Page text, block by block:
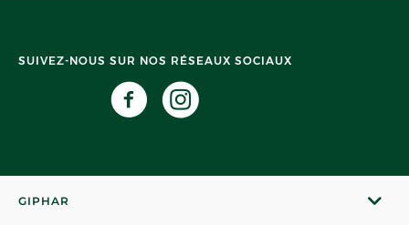
SUIVEZ-NOUS SUR NOS RÉSEAUX SOCIAUX
GIPHAR